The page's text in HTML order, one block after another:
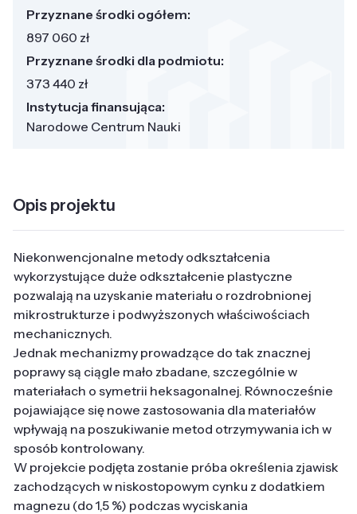
Przyznane środki ogółem:
897 060 zł
Przyznane środki dla podmiotu:
373 440 zł
Instytucja finansująca:
Narodowe Centrum Nauki
Opis projektu
Niekonwencjonalne metody odkształcenia
wykorzystujące duże odkształcenie plastyczne
pozwalają na uzyskanie materiału o rozdrobnionej
mikrostrukturze i podwyższonych właściwościach
mechanicznych.
Jednak mechanizmy prowadzące do tak znacznej
poprawy są ciągle mało zbadane, szczególnie w
materiałach o symetrii heksagonalnej. Równocześnie
pojawiające się nowe zastosowania dla materiałów
wpływają na poszukiwanie metod otrzymywania ich w
sposób kontrolowany.
W projekcie podjęta zostanie próba określenia zjawisk
zachodzących w niskostopowym cynku z dodatkiem
magnezu (do 1,5 %) podczas wyciskania